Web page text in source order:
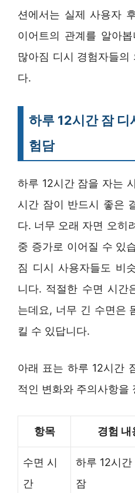
션에서는 실제 사용자
이어트의 관계를 알아
많아짐 디시 경험자들의
다.
하루 12시간 잠 디
험담
하루 12시간 잠을 자는
시간 잠이 반드시 좋은
다. 너무 오래 자면 오히
중 증가로 이어질 수 있
짐 디시 사용자들도 비
니다. 적절한 수면 시간
는데요, 너무 긴 수면은
킬 수 있답니다.
아래 표는 하루 12시간
적인 변화와 주의사항을
항목 경험 내
수면 시
간
하루 12시간
잠